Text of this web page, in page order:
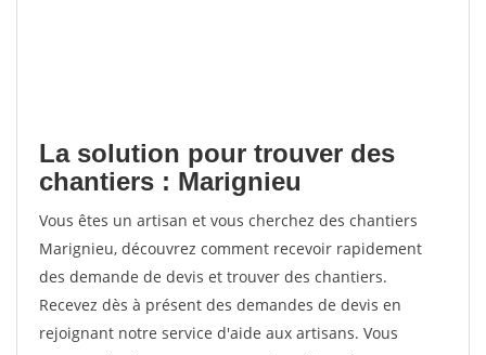
La solution pour trouver des
chantiers : Marignieu
Vous êtes un artisan et vous cherchez des chantiers
Marignieu, découvrez comment recevoir rapidement
des demande de devis et trouver des chantiers.
Recevez dès à présent des demandes de devis en
rejoignant notre service d'aide aux artisans. Vous